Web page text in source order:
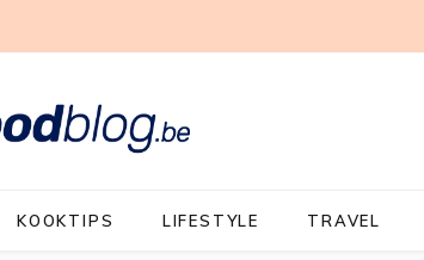
KOOKTIPS LIFESTYLE TRAVEL